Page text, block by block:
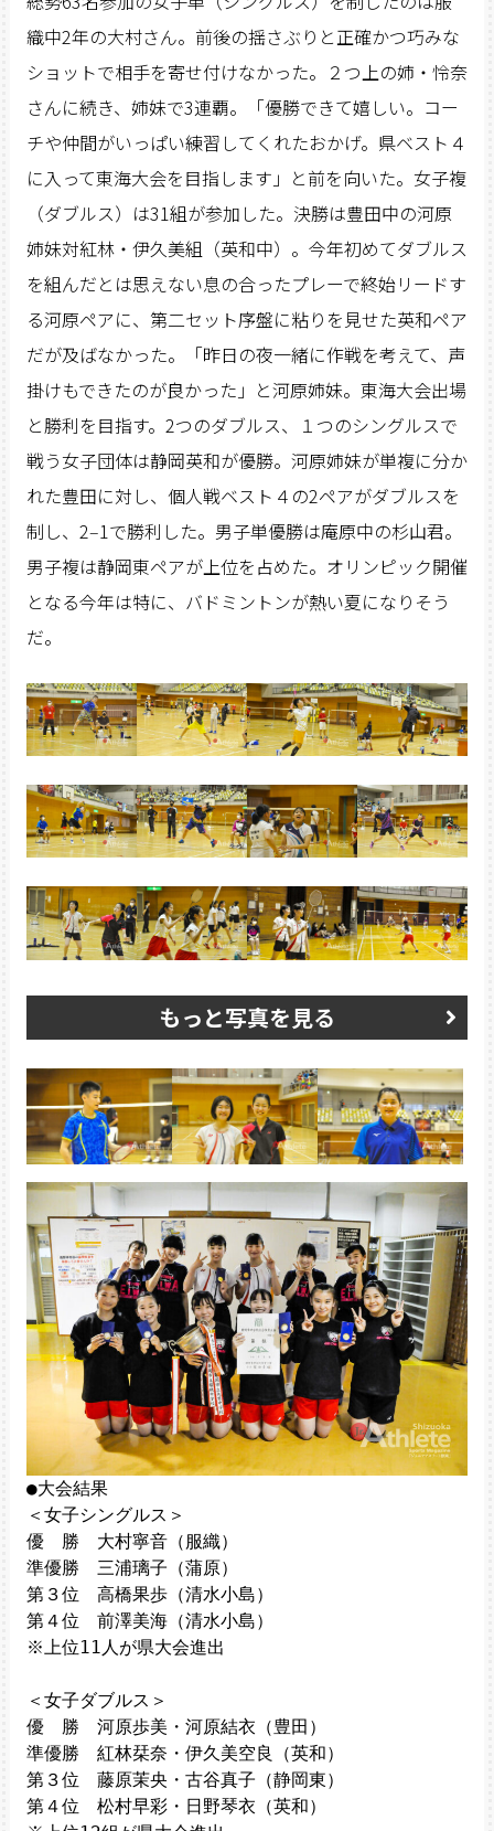
織中2年の大村さん。前後の揺さぶりと正確かつ巧みな
ショットで相手を寄せ付けなかった。２つ上の姉・怜奈
さんに続き、姉妹で3連覇。「優勝できて嬉しい。コー
チや仲間がいっぱい練習してくれたおかげ。県ベスト４
に入って東海大会を目指します」と前を向いた。女子複
（ダブルス）は31組が参加した。決勝は豊田中の河原
姉妹対紅林・伊久美組（英和中）。今年初めてダブルス
を組んだとは思えない息の合ったプレーで終始リードす
る河原ペアに、第二セット序盤に粘りを見せた英和ペア
だが及ばなかった。「昨日の夜一緒に作戦を考えて、声
掛けもできたのが良かった」と河原姉妹。東海大会出場
と勝利を目指す。2つのダブルス、１つのシングルスで
戦う女子団体は静岡英和が優勝。河原姉妹が単複に分か
れた豊田に対し、個人戦ベスト４の2ペアがダブルスを
制し、2‒1で勝利した。男子単優勝は庵原中の杉山君。
男子複は静岡東ペアが上位を占めた。オリンピック開催
となる今年は特に、バドミントンが熱い夏になりそう
だ。
もっと写真を見る
●大会結果
＜女子シングルス＞
優　勝　大村寧音（服織）
準優勝　三浦璃子（蒲原）
第３位　高橋果歩（清水小島）
第４位　前澤美海（清水小島）
※上位11人が県大会進出
＜女子ダブルス＞
優　勝　河原歩美・河原結衣（豊田）
準優勝　紅林栞奈・伊久美空良（英和）
第３位　藤原茉央・古谷真子（静岡東）
第４位　松村早彩・日野琴衣（英和）